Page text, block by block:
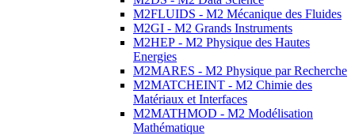
M2FLUIDS - M2 Mécanique des Fluides
M2GI - M2 Grands Instruments
M2HEP - M2 Physique des Hautes
Energies
M2MARES - M2 Physique par Recherche
M2MATCHEINT - M2 Chimie des
Matériaux et Interfaces
M2MATHMOD - M2 Modélisation
Mathématique